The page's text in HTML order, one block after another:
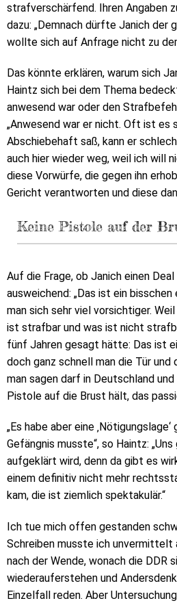
strafverschärfend. Ihren Angaben
dazu: „Demnach dürfte Janich
wollte sich auf Anfrage nicht zu
Das könnte erklären, warum sich
Haintz sich bei dem Thema
anwesend war oder den
„Anwesend war er nicht. Oft ist es
Abschiebehaft saß, kann er
auch hier wieder weg, weil ich will
diese Vorwürfe, die gegen ihn
Gericht verantworten und diese
Keine Pistole auf der
Auf die Frage, ob Janich einen
ausweichend: „Das ist ein
man sich sehr viel vorsichtiger.
ist strafbar und was ist nicht
fünf Jahren gesagt hätte: Das ist
doch ganz schnell man die Tür
man sagen darf in Deutschland
Pistole auf die Brust hält, das
„Es habe aber eine
Gefängnis musste“, so Haintz:
aufgeklärt wird, denn da gibt es
einem definitiv nicht mehr
kam, die ist ziemlich spektakulär.“
Ich tue mich offen gestanden
Schreiben musste ich unvermittelt
nach der Wende, wonach die DDR
wiederauferstehen und
Einzelfall reden. Aber